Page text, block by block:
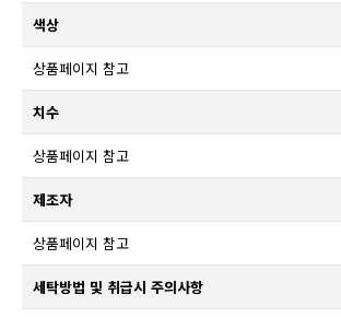
색상
상품페이지 참고
치수
상품페이지 참고
제조자
상품페이지 참고
세탁방법 및 취급시 주의사항